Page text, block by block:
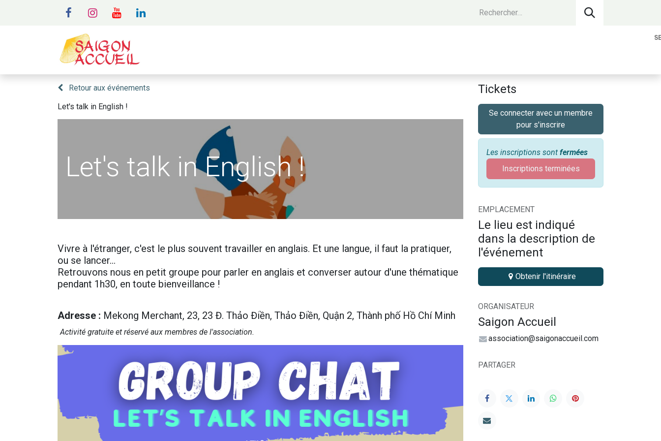
Retour aux événements
Let's talk in English !
Let's talk in English !
Vivre à l'étranger, c'est le plus souvent travailler en anglais. Et une langue, il faut la pratiquer,
ou se lancer…
Retrouvons nous en petit groupe pour parler en anglais et converser autour d'une thématique
pendant 1h30, en toute bienveillance !
Adresse : Mekong Merchant, 23, 23 Đ. Thảo Điền, Thảo Điền, Quận 2, Thành phố Hồ Chí Minh
Activité gr​atuite et réservé aux membres de l'association.
Tickets
Se connecter avec un membre
pour s'inscrire
Les inscriptions sont fermées
Inscriptions terminées
EMPLACEMENT
Le lieu est indiqué
dans la description de
l'événement
Obtenir l'itinéraire
ORGANISATEUR
Saigon Accueil
association@saigonaccueil.com
PARTAGER